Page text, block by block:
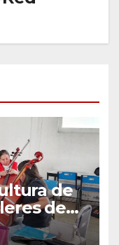
de
de